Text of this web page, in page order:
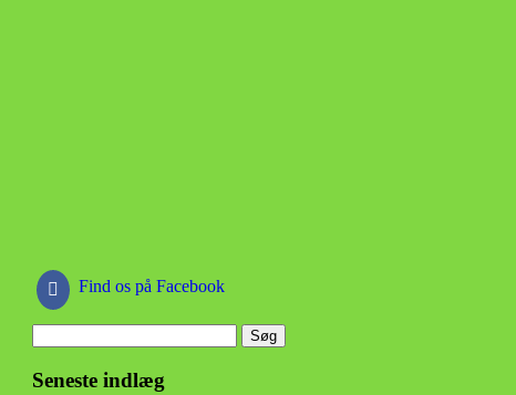
Find os på Facebook
efter:
Seneste indlæg